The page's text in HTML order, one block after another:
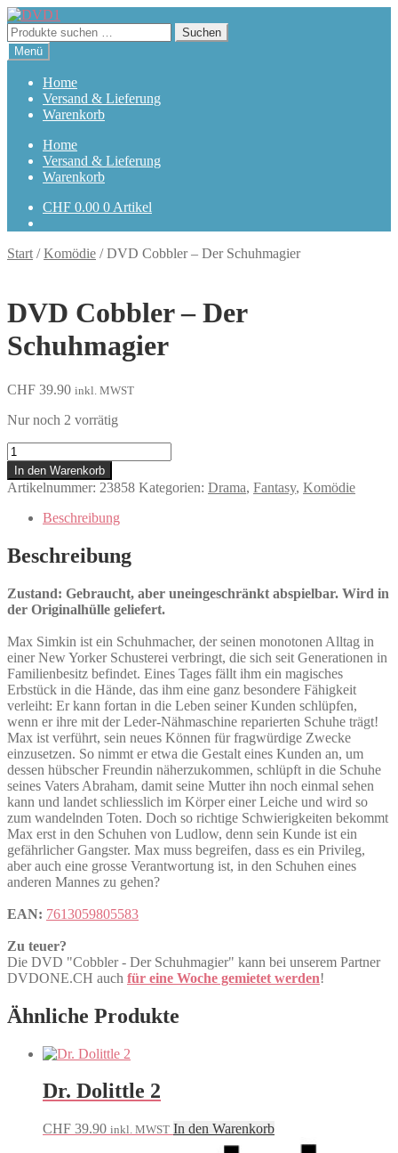
Zur
Navigation
springen
Zum
Inhalt
springen
Suchen
nach:
Suchen
Menü
Home
Versand & Lieferung
Warenkorb
Home
Versand & Lieferung
Warenkorb
CHF 0.00 0 Artikel
Start /Komödie /DVD Cobbler – Der Schuhmagier
DVD Cobbler – Der
Schuhmagier
CHF 39.90 inkl. MWST
Nur noch 2 vorrätig
Cobbler
-
Der
Schuhmagier
Menge
In den Warenkorb
Artikelnummer: 23858 Kategorien: Drama, Fantasy, Komödie
Beschreibung
Beschreibung
Zustand: Gebraucht, aber uneingeschränkt abspielbar. Wird in
der Originalhülle geliefert.
Max Simkin ist ein Schuhmacher, der seinen monotonen Alltag in
einer New Yorker Schusterei verbringt, die sich seit Generationen in
Familienbesitz befindet. Eines Tages fällt ihm ein magisches
Erbstück in die Hände, das ihm eine ganz besondere Fähigkeit
verleiht: Er kann fortan in die Leben seiner Kunden schlüpfen,
wenn er ihre mit der Leder-Nähmaschine reparierten Schuhe trägt!
Max ist verführt, sein neues Können für fragwürdige Zwecke
einzusetzen. So nimmt er etwa die Gestalt eines Kunden an, um
dessen hübscher Freundin näherzukommen, schlüpft in die Schuhe
seines Vaters Abraham, damit seine Mutter ihn noch einmal sehen
kann und landet schliesslich im Körper einer Leiche und wird so
zum wandelnden Toten. Doch so richtige Schwierigkeiten bekommt
Max erst in den Schuhen von Ludlow, denn sein Kunde ist ein
gefährlicher Gangster. Max muss begreifen, dass es ein Privileg,
aber auch eine grosse Verantwortung ist, in den Schuhen eines
anderen Mannes zu gehen?
EAN: 7613059805583
Zu teuer?
Die DVD "Cobbler - Der Schuhmagier" kann bei unserem Partner
DVDONE.CH auch für eine Woche gemietet werden!
Ähnliche Produkte
Dr. Dolittle 2
CHF 39.90 inkl. MWST In den Warenkorb